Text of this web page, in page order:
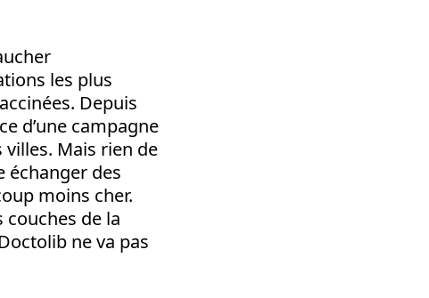
les plus
Depuis
d’une campagne
Mais rien de
échanger des
moins cher.
couches de la
ne va pas